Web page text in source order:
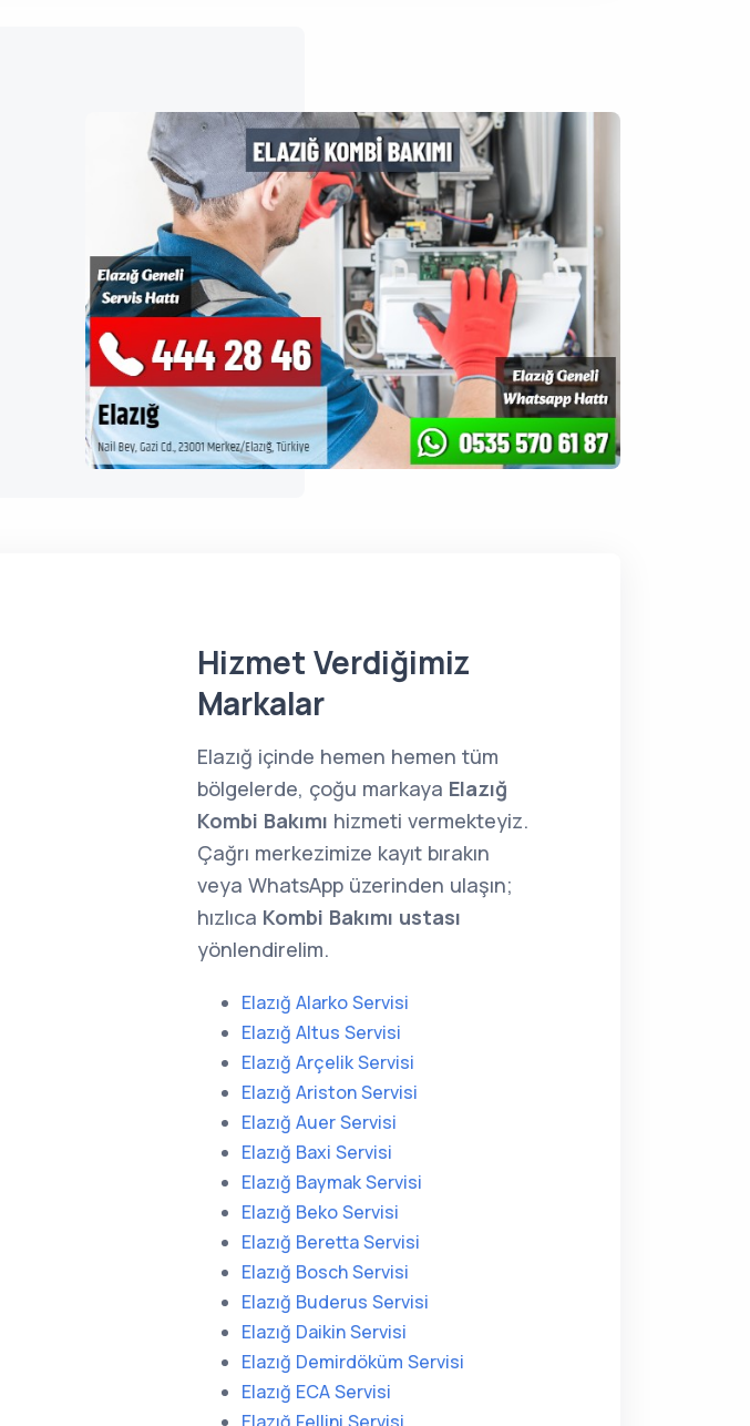
Hizmet Verdiğimiz
Markalar
Elazığ içinde hemen hemen tüm
bölgelerde, çoğu markaya Elazığ
Kombi Bakımı hizmeti vermekteyiz.
Çağrı merkezimize kayıt bırakın
veya WhatsApp üzerinden ulaşın;
hızlıca Kombi Bakımı ustası
yönlendirelim.
Elazığ Alarko Servisi
Elazığ Altus Servisi
Elazığ Arçelik Servisi
Elazığ Ariston Servisi
Elazığ Auer Servisi
Elazığ Baxi Servisi
Elazığ Baymak Servisi
Elazığ Beko Servisi
Elazığ Beretta Servisi
Elazığ Bosch Servisi
Elazığ Buderus Servisi
Elazığ Daikin Servisi
Elazığ Demirdöküm Servisi
Elazığ ECA Servisi